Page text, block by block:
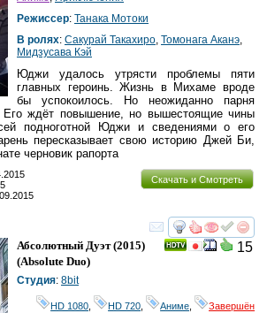
Режиссер: Танака Мотоки
В ролях: Сакурай Такахиро Томонага Аканэ
Мидзусава Кэй
Юджи удалось утрясти проблемы пяти
главных героинь. Жизнь в Михаме вроде
бы успокоилось. Но неожиданно парня
Его ждёт повышение, но вышестоящие чины
подноготной Юджи и сведениями о его
пересказывает свою историю Джей Би,
черновик рапорта
Скачать и Смотреть
смотреть
15
Абсолютный Дуэт(2015)
(Absolute Duo)
Студия: 8bit
HD 1080, HD 720, Аниме, Завершён